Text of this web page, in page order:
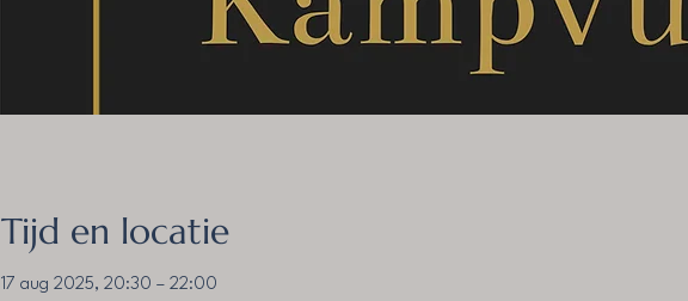
Tijd en locatie
17 aug 2025, 20:30 – 22:00